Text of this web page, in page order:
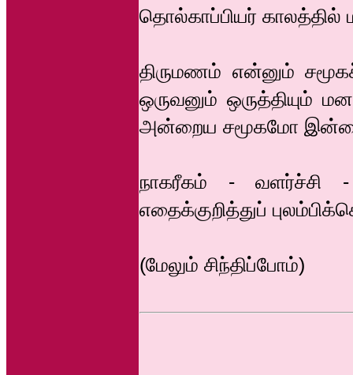
தொல்காப்பியர் காலத்தில்
திருமணம் என்னும்
ஒருவனும் ஒருத்தியும்
அன்றைய சமூகமோ
நாகரீகம் - வளர்ச்சி -
எதைக்குறித்துப்
(மேலும் சிந்திப்போம்)